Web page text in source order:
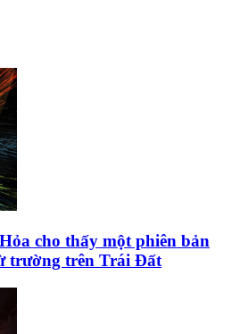
cho thấy một phiên bản
trường trên Trái Đất